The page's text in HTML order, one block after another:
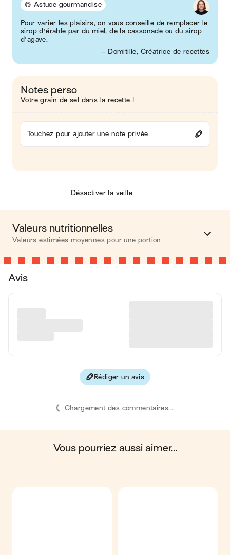
😋 Astuce gourmandise
Pour varier les plaisirs, on vous conseille de remplacer le
sirop d'érable par du miel, de la cassonade ou du sirop
d'agave.
- Domitille, Créatrice de recettes
Notes perso
Votre grain de sel dans la recette !
Touchez pour ajouter une note privée
Désactiver la veille
Valeurs nutritionnelles
Valeurs estimées moyennes pour une portion
Calories 317 kcal
Les valeurs sont basées sur une estimation moyenne pour
préoccupations ou des questions concernant votre santé,
en moyenne, une portion de la recette "Riz au lait câlin"
glucides ; 6 g de protéines ; 2 g de fibres.
Avis
Rédiger un avis
Chargement des commentaires...
vous pourriez aussi aimer...